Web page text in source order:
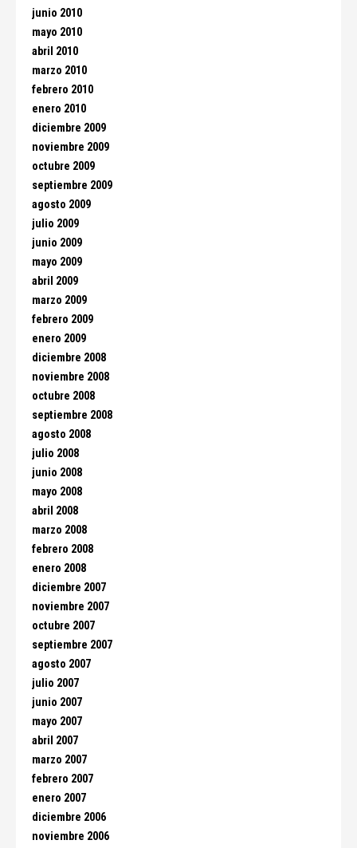
junio 2010
mayo 2010
abril 2010
marzo 2010
febrero 2010
enero 2010
diciembre 2009
noviembre 2009
octubre 2009
septiembre 2009
agosto 2009
julio 2009
junio 2009
mayo 2009
abril 2009
marzo 2009
febrero 2009
enero 2009
diciembre 2008
noviembre 2008
octubre 2008
septiembre 2008
agosto 2008
julio 2008
junio 2008
mayo 2008
abril 2008
marzo 2008
febrero 2008
enero 2008
diciembre 2007
noviembre 2007
octubre 2007
septiembre 2007
agosto 2007
julio 2007
junio 2007
mayo 2007
abril 2007
marzo 2007
febrero 2007
enero 2007
diciembre 2006
noviembre 2006